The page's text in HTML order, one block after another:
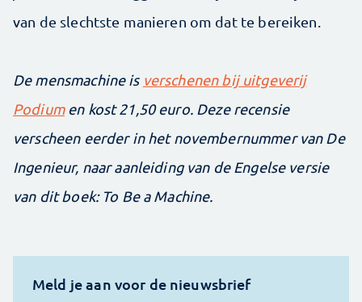
van de slechtste manieren om dat te bereiken.
De mensmachine is verschenen bij uitgeverij
Podiumen kost 21,50 euro. Deze recensie
verscheen eerder in het novembernummer van De
Ingenieur, naar aanleiding van de Engelse versie
van dit boek: To Be a Machine.
Meld je aan voor de nieuwsbrief